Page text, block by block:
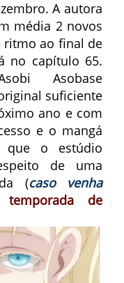
A autora
média 2 novos
ritmo ao final de
no capítulo 65.
Asobase
suficiente
ano e com
e o mangá
que o estúdio
de uma
(caso venha
de